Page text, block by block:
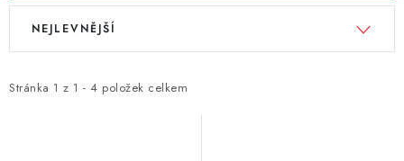
V
i
Stránka 1 z 1 - 4 položek celkem
Ř
e
NEJLEVNĚJŠÍ